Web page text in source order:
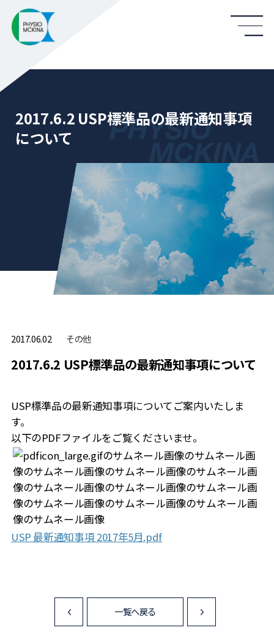
2017.6.2 USP標準品の最新通知事項
について
2017.06.02 その他
2017.6.2 USP標準品の最新通知事項について
USP標準品の最新通知事項についてご案内いたしま
す。
以下のPDFファイルをご覧くださいませ。
USP 最新通知事項 2017年5月.pdf
<
一覧へ戻る